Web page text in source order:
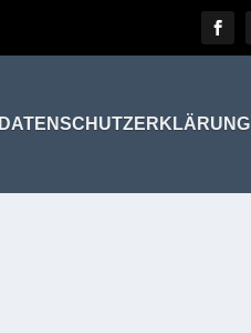
DATENSCHUTZERKLÄRUNG